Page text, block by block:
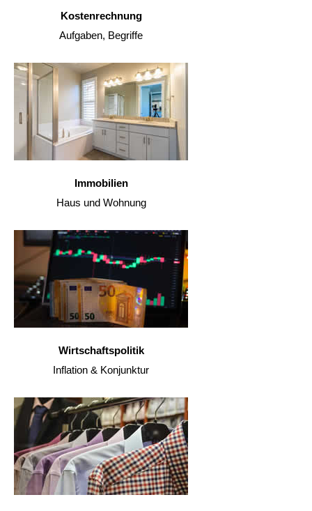
Kostenrechnung
Aufgaben, Begriffe
Immobilien
Haus und Wohnung
Wirtschaftspolitik
Inflation & Konjunktur